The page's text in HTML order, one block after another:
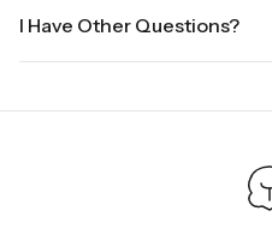
the holidays. Standard shipping
days, depending on your
ground.
I Have Other Questions?